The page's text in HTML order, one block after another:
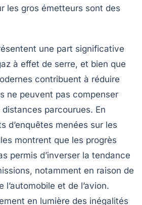
les gros émetteurs sont des
une part significative
à effet de serre, et bien que
contribuent à réduire
ne peuvent pas compenser
distances parcourues. En
d’enquêtes menées sur les
montrent que les progrès
permis d’inverser la tendance
notamment en raison de
l’automobile et de l’avion.
en lumière des inégalités